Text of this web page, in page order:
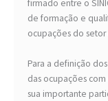
firmado entre o
de formação e
ocupações do
Para a definição
das ocupações
sua importante